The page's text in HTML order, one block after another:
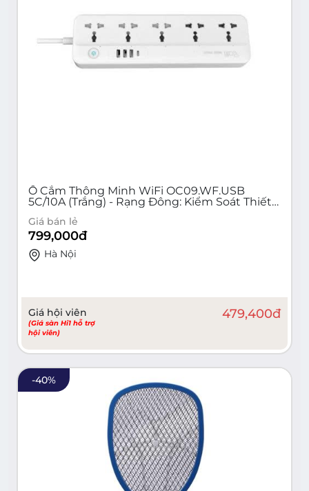
Ổ Cắm Thông Minh WiFi OC09.WF.USB
5C/10A (Trắng) - Rạng Đông: Kiểm Soát Thiết
Năng & An Toàn Cho Gia Đình!
Giá bán lẻ
799,000đ
Hà Nội
Giá hội viên
(Giá sàn Hi1 hỗ trợ
hội viên)
479,400đ
-40%